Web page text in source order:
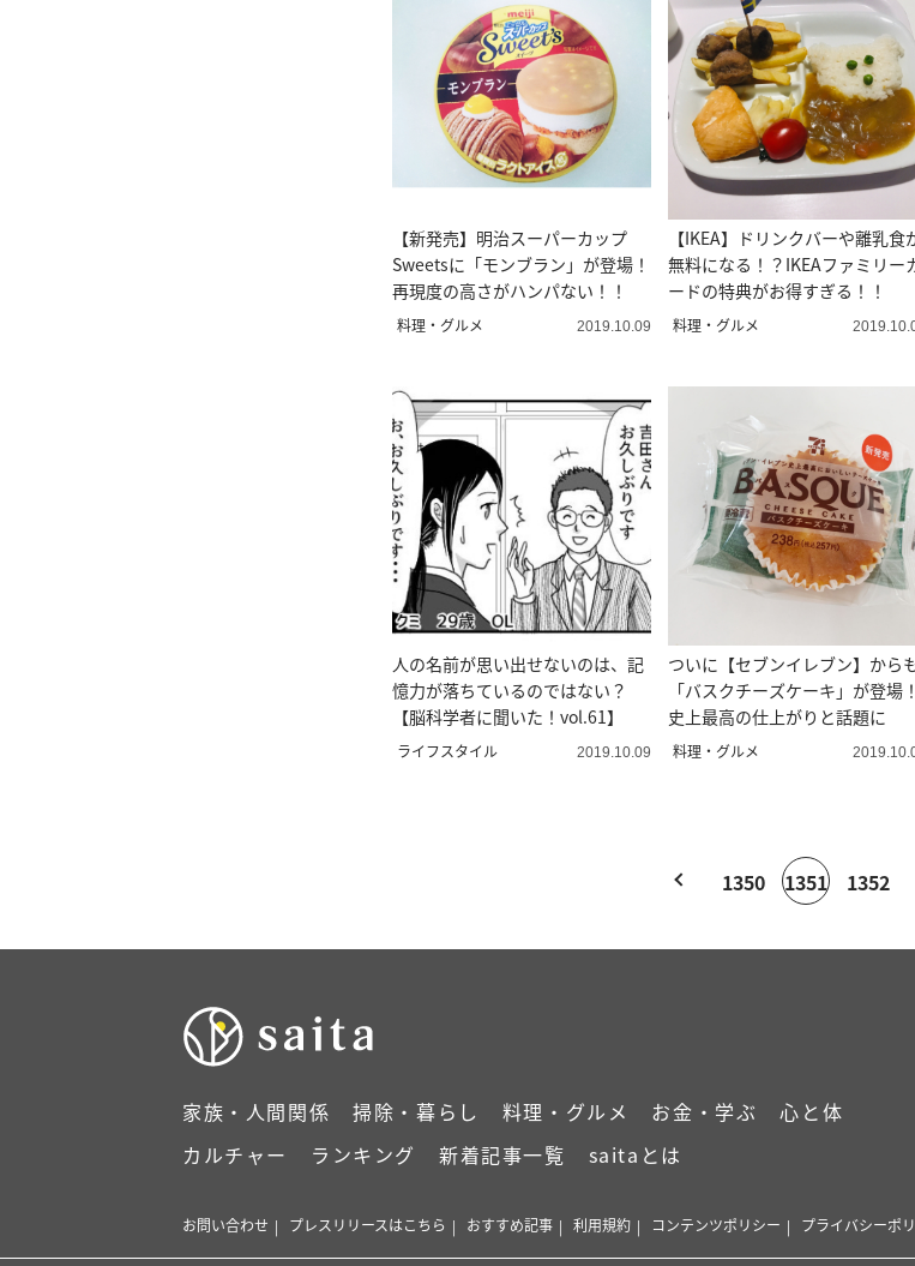
【新発売】明治スーパーカップ
Sweetsに「モンブラン」が登場！
再現度の高さがハンパない！！
料理・グルメ 2019.10.09
【IKEA】ドリンクバーや離乳食
無料になる！？IKEAファミリー
ードの特典がお得すぎる！！
料理・グルメ
人の名前が思い出せないのは、記
憶力が落ちているのではない？
【脳科学者に聞いた！vol.61】
ライフスタイル 2019.10.09
ついに【セブンイレブン】から
「バスクチーズケーキ」が登場！
史上最高の仕上がりと話題に
料理・グルメ
1350 1351 1352
家族・人間関係 掃除・暮らし 料理・グルメ お金・学ぶ
心と体
カルチャー
ランキング 新着記事一覧 saitaとは
お問い合わせ プレスリリースはこちら おすすめ記事 利用規約 コンテンツポリシー プライバシーポ